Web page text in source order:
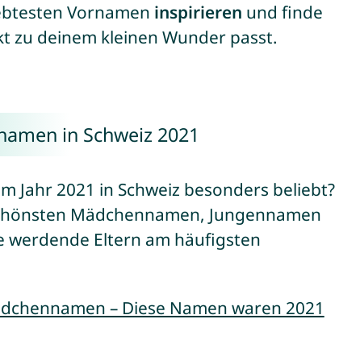
Vornamen inspirieren und finde
zu deinem kleinen Wunder passt.
in Schweiz 2021
Jahr 2021 in Schweiz besonders beliebt?
Mädchennamen, Jungennamen
werdende Eltern am häufigsten
– Diese Namen waren 2021